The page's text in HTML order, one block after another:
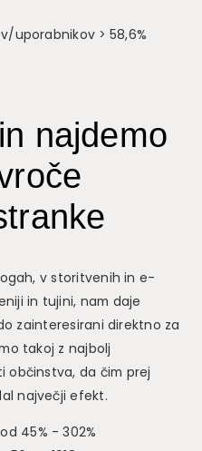
uporabnikov > 58,6%
najdemo
v storitvenih in e-
in tujini, nam daje
zainteresirani direktno za
takoj z najbolj
občinstva, da čim prej
največji efekt.
45% - 302%